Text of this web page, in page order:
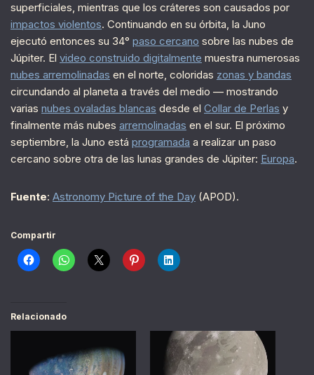
superficiales, mientras que los cráteres son causados por
impactos violentos. Continuando en su órbita, la Juno
ejecutó entonces su 34° paso cercano sobre las nubes de
Júpiter. El video construido digitalmente muestra numerosas
nubes arremolinadas en el norte, coloridas zonas y bandas
circundando al planeta a través del medio — mostrando
varias nubes ovaladas blancas desde el Collar de Perlas y
finalmente más nubes arremolinadas en el sur. El próximo
septiembre, la Juno está programada a realizar un paso
cercano sobre otra de las lunas grandes de Júpiter: Europa.
Fuente: Astronomy Picture of the Day (APOD).
Compartir
Relacionado